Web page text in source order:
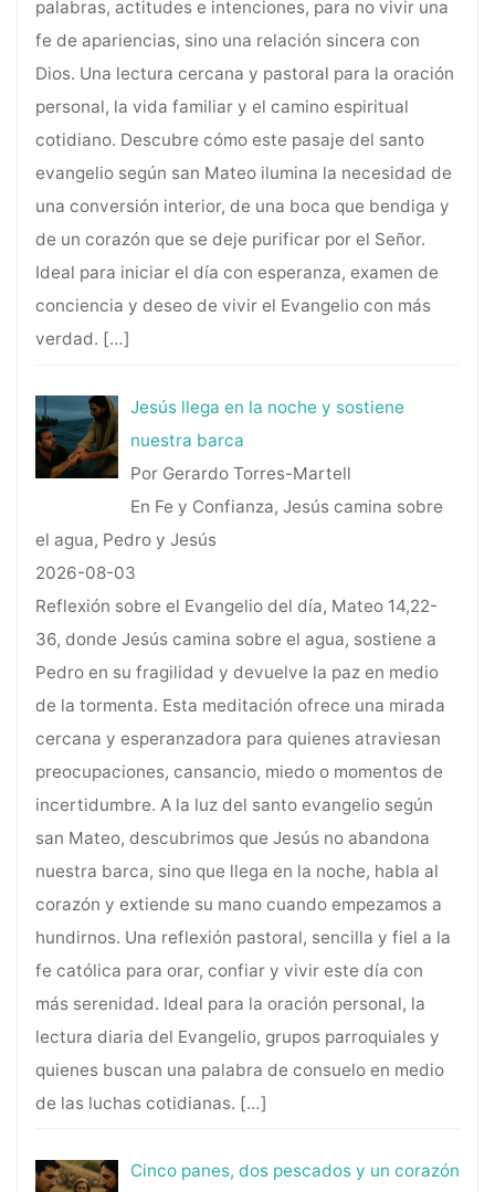
palabras, actitudes e intenciones, para no vivir una
fe de apariencias, sino una relación sincera con
Dios. Una lectura cercana y pastoral para la oración
personal, la vida familiar y el camino espiritual
cotidiano. Descubre cómo este pasaje del santo
evangelio según san Mateo ilumina la necesidad de
una conversión interior, de una boca que bendiga y
de un corazón que se deje purificar por el Señor.
Ideal para iniciar el día con esperanza, examen de
conciencia y deseo de vivir el Evangelio con más
verdad. […]
Jesús llega en la noche y sostiene
nuestra barca
Por Gerardo Torres-Martell
En Fe y Confianza, Jesús camina sobre
el agua, Pedro y Jesús
2026-08-03
Reflexión sobre el Evangelio del día, Mateo 14,22-
36, donde Jesús camina sobre el agua, sostiene a
Pedro en su fragilidad y devuelve la paz en medio
de la tormenta. Esta meditación ofrece una mirada
cercana y esperanzadora para quienes atraviesan
preocupaciones, cansancio, miedo o momentos de
incertidumbre. A la luz del santo evangelio según
san Mateo, descubrimos que Jesús no abandona
nuestra barca, sino que llega en la noche, habla al
corazón y extiende su mano cuando empezamos a
hundirnos. Una reflexión pastoral, sencilla y fiel a la
fe católica para orar, confiar y vivir este día con
más serenidad. Ideal para la oración personal, la
lectura diaria del Evangelio, grupos parroquiales y
quienes buscan una palabra de consuelo en medio
de las luchas cotidianas. […]
Cinco panes, dos pescados y un corazón